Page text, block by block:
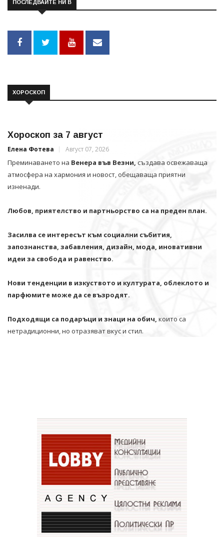
ПОСЛЕДВАЙТЕ НИ В
ХОРОСКОП
Хороскоп за 7 август
Елена Фотева Август 07, 2026
Преминаването на Венера във Везни, създава освежаваща
атмосфера на хармония и новост, обещаваща приятни
изненади.
Любов, приятелство и партньорство са на преден план.
Засилва се интересът към социални събития,
запознанства, забавления, дизайн, мода, иновативни
идеи за свобода и равенство.
Нови тенденции в изкуството и културата, облеклото и
парфюмите може да се възродят.
Подходящи са подаръци и знаци на обич, които са
нетрадиционни, но отразяват вкус и стил.